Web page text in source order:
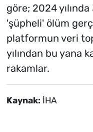
göre; 2024
'şüpheli' ölüm
platformun veri
yılından bu yana
rakamlar.
Kaynak: İHA